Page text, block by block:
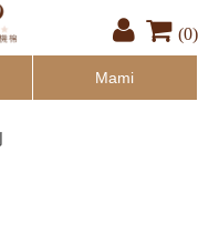
(0)
Mami